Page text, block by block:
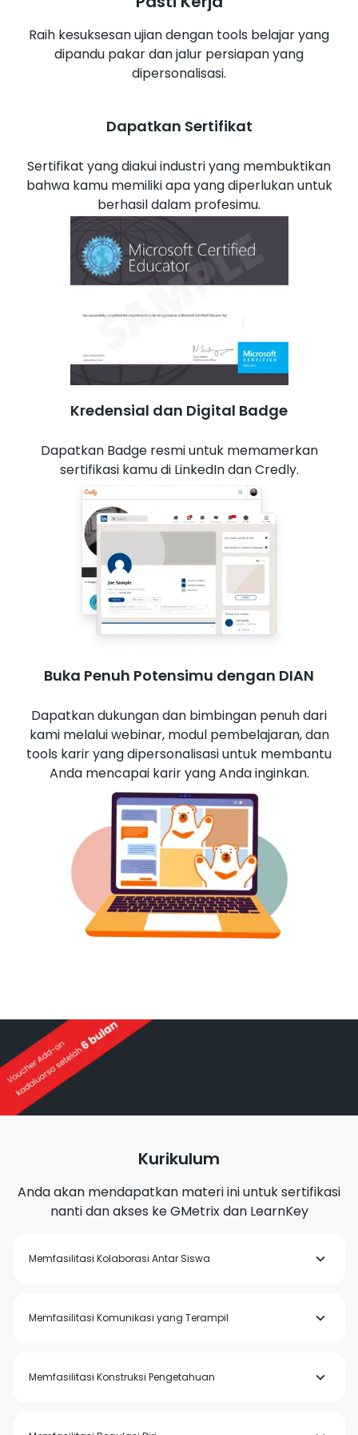
Raih kesuksesan ujian dengan tools belajar yang
dipandu pakar dan jalur persiapan yang
dipersonalisasi.
Dapatkan Sertifikat
Sertifikat yang diakui industri yang membuktikan
bahwa kamu memiliki apa yang diperlukan untuk
berhasil dalam profesimu.
Kredensial dan Digital Badge
Dapatkan Badge resmi untuk memamerkan
sertifikasi kamu di LinkedIn dan Credly.
Buka Penuh Potensimu dengan DIAN
Dapatkan dukungan dan bimbingan penuh dari
kami melalui webinar, modul pembelajaran, dan
tools karir yang dipersonalisasi untuk membantu
Anda mencapai karir yang Anda inginkan.
Kurikulum
Anda akan mendapatkan materi ini untuk sertifikasi
nanti dan akses ke GMetrix dan LearnKey
Memfasilitasi Kolaborasi Antar Siswa
memenuhi rubrik untuk kolaborasi
Memfasilitasi Komunikasi yang Terampil
rubrik untuk tingkat keterampilan komunikasi tertinggi.
Memfasilitasi Konstruksi Pengetahuan